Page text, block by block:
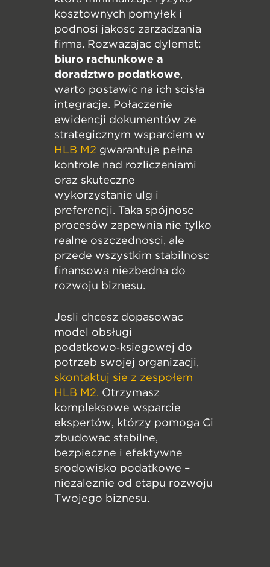
kosztownych pomyłek i
podnosi jakość zarządzania
firmą. Rozważając dylemat:
biuro rachunkowe a
doradztwo podatkowe,
warto postawić na ich ścisłą
integrację. Połączenie
ewidencji dokumentów ze
strategicznym wsparciem w
HLB M2 gwarantuje pełną
kontrolę nad rozliczeniami
oraz skuteczne
wykorzystanie ulg i
preferencji. Taka spójność
procesów zapewnia nie tylko
realne oszczędności, ale
przede wszystkim stabilność
finansową niezbędną do
rozwoju biznesu.
Jeśli chcesz dopasować
model obsługi
podatkowo‑księgowej do
potrzeb swojej organizacji,
skontaktuj się z zespołem
HLB M2. Otrzymasz
kompleksowe wsparcie
ekspertów, którzy pomogą Ci
zbudować stabilne,
bezpieczne i efektywne
środowisko podatkowe –
niezależnie od etapu rozwoju
Twojego biznesu.